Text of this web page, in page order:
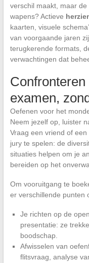
verschil maakt, maar
wapens? Actieve
kaarten, visuele
van voorgaande jaren
terugkerende formats,
verwachtingen dat
examen,
Oefenen voor het
Neem jezelf op, luister
Vraag een vriend of
jury te spelen: de
situaties helpen om je
bereiden op het
Om vooruitgang te
er verschillende punten
Je richten op de
presentatie: ze
boodschap.
Afwisselen van
flitsvraag, analyse